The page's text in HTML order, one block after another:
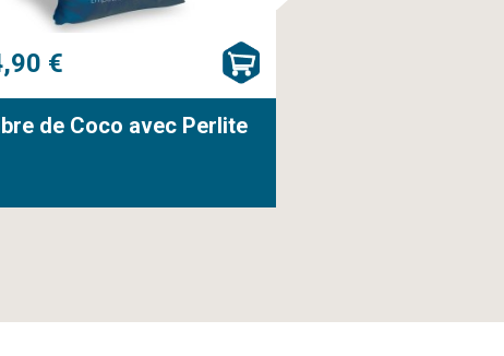
€
de Coco avec Perlite